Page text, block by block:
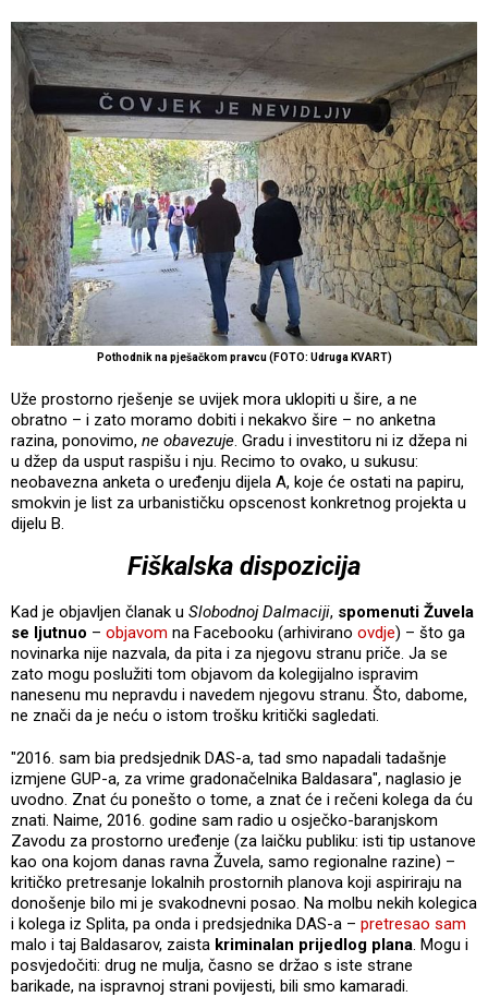
Pothodnik na pješačkom pravcu (FOTO: Udruga KVART)
Uže prostorno rješenje se uvijek mora uklopiti u šire, a ne
obratno – i zato moramo dobiti i nekakvo šire – no anketna
razina, ponovimo, ne obavezuje . Gradu i investitoru ni iz džepa ni
u džep da usput raspišu i nju. Recimo to ovako, u sukusu:
neobavezna anketa o uređenju dijela A, koje će ostati na papiru,
smokvin je list za urbanističku opscenost konkretnog projekta u
dijelu B.
Fiškalska dispozicija
Kad je objavljen članak u Slobodnoj Dalmaciji, spomenuti Žuvela
se ljutnuo – objavom na Facebooku (arhivirano ovdje) – što ga
novinarka nije nazvala, da pita i za njegovu stranu priče. Ja se
zato mogu poslužiti tom objavom da kolegijalno ispravim
nanesenu mu nepravdu i navedem njegovu stranu. Što, dabome,
ne znači da je neću o istom trošku kritički sagledati.
"2016. sam bia predsjednik DAS-a, tad smo napadali tadašnje
izmjene GUP-a, za vrime gradonačelnika Baldasara", naglasio je
uvodno. Znat ću ponešto o tome, a znat će i rečeni kolega da ću
znati. Naime, 2016. godine sam radio u osječko-baranjskom
Zavodu za prostorno uređenje (za laičku publiku: isti tip ustanove
kao ona kojom danas ravna Žuvela, samo regionalne razine) –
kritičko pretresanje lokalnih prostornih planova koji aspiriraju na
donošenje bilo mi je svakodnevni posao. Na molbu nekih kolegica
i kolega iz Splita, pa onda i predsjednika DAS-a – pretresao sam
malo i taj Baldasarov, zaista kriminalan prijedlog plana . Mogu i
posvjedočiti: drug ne mulja, časno se držao s iste strane
barikade, na ispravnoj strani povijesti, bili smo kamaradi.